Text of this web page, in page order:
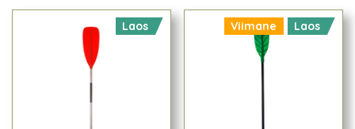
Laos Viimane Laos